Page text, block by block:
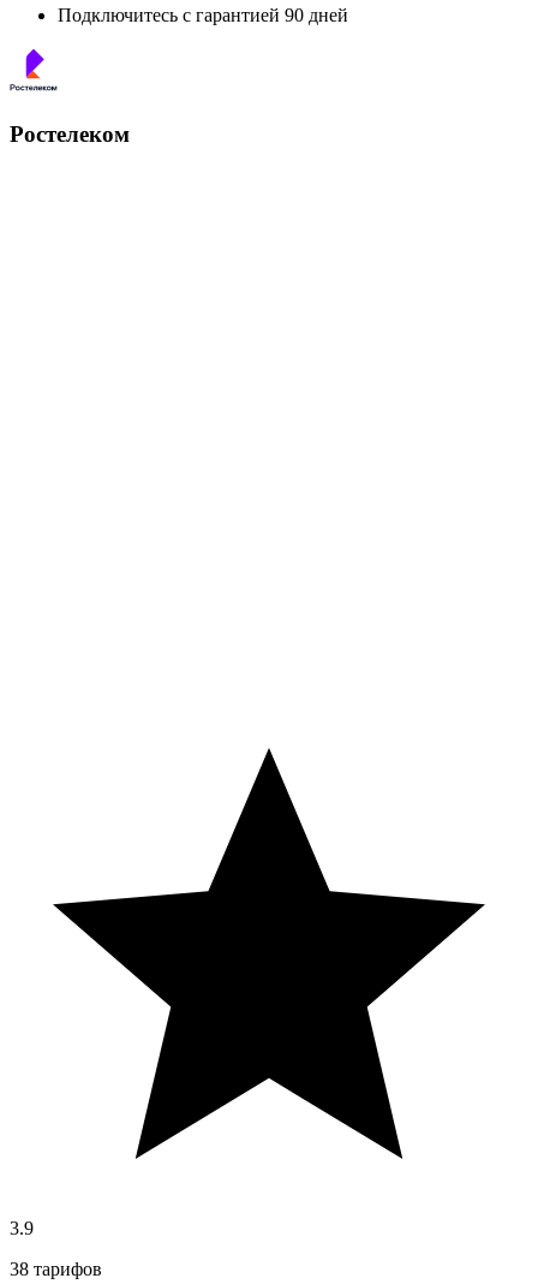
Подключитесь с гарантией 90 дней
Ростелеком
3.9
38 тарифов